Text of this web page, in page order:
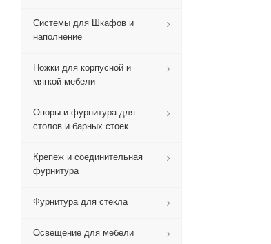
Системы для Шкафов и
наполнение
Ножки для корпусной и
мягкой мебели
Опоры и фурнитура для
столов и барных стоек
Крепеж и соединительная
фурнитура
Фурнитура для стекла
Освещение для мебели